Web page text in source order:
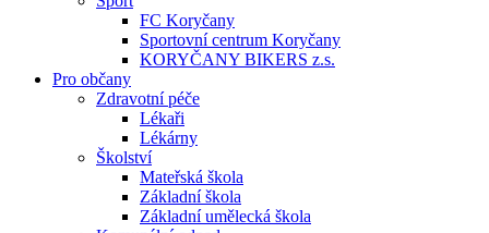
FC Koryčany
Sportovní centrum Koryčany
KORYČANY BIKERS z.s.
Pro občany
Zdravotní péče
Lékaři
Lékárny
Školství
Mateřská škola
Základní škola
Základní umělecká škola